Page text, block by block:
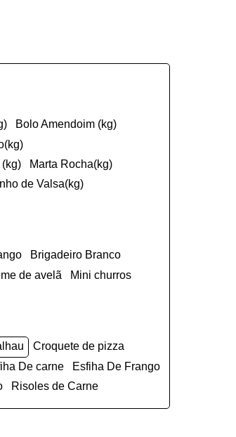
Bolo Amendoim (kg)
(kg)
Marta Rocha(kg)
de Valsa(kg)
Brigadeiro Branco
de avelã
Mini churros
Croquete de pizza
De carne
Esfiha De Frango
Risoles de Carne